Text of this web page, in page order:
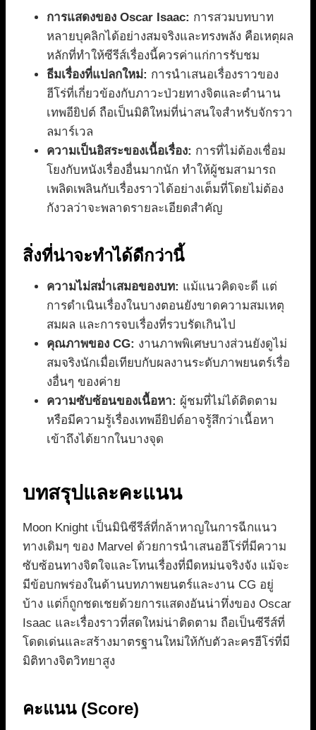
การแสดงของ Oscar Isaac: การสวมบทบาท
หลายบุคลิกได้อย่างสมจริงและทรงพลัง คือเหตุผล
หลักที่ทำให้ซีรีส์เรื่องนี้ควรค่าแก่การรับชม
ธีมเรื่องที่แปลกใหม่: การนำเสนอเรื่องราวของ
ฮีโร่ที่เกี่ยวข้องกับภาวะป่วยทางจิตและตำนาน
เทพอียิปต์ ถือเป็นมิติใหม่ที่น่าสนใจสำหรับจักรวา
ลมาร์เวล
ความเป็นอิสระของเนื้อเรื่อง: การที่ไม่ต้องเชื่อม
โยงกับหนังเรื่องอื่นมากนัก ทำให้ผู้ชมสามารถ
เพลิดเพลินกับเรื่องราวได้อย่างเต็มที่โดยไม่ต้อง
กังวลว่าจะพลาดรายละเอียดสำคัญ
สิ่งที่น่าจะทำได้ดีกว่านี้
ความไม่สม่ำเสมอของบท: แม้แนวคิดจะดี แต่
การดำเนินเรื่องในบางตอนยังขาดความสมเหตุ
สมผล และการจบเรื่องที่รวบรัดเกินไป
คุณภาพของ CG: งานภาพพิเศษบางส่วนยังดูไม่
สมจริงนักเมื่อเทียบกับผลงานระดับภาพยนตร์เรื่อ
งอื่นๆ ของค่าย
ความซับซ้อนของเนื้อหา: ผู้ชมที่ไม่ได้ติดตาม
หรือมีความรู้เรื่องเทพอียิปต์อาจรู้สึกว่าเนื้อหา
เข้าถึงได้ยากในบางจุด
บทสรุปและคะแนน
Moon Knight เป็นมินิซีรีส์ที่กล้าหาญในการฉีกแนว
ทางเดิมๆ ของ Marvel ด้วยการนำเสนอฮีโร่ที่มีความ
ซับซ้อนทางจิตใจและโทนเรื่องที่มืดหม่นจริงจัง แม้จะ
มีข้อบกพร่องในด้านบทภาพยนตร์และงาน CG อยู่
บ้าง แต่ก็ถูกชดเชยด้วยการแสดงอันน่าทึ่งของ Oscar
Isaac และเรื่องราวที่สดใหม่น่าติดตาม ถือเป็นซีรีส์ที่
โดดเด่นและสร้างมาตรฐานใหม่ให้กับตัวละครฮีโร่ที่มี
มิติทางจิตวิทยาสูง
คะแนน (Score)